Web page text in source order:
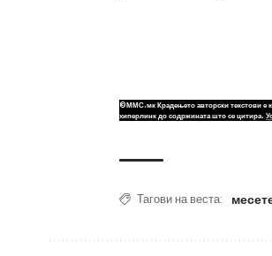
©ММС.мк Крадењето авторски текстови е
хиперлинк до содржината што се цитира.
Тагови на веста: